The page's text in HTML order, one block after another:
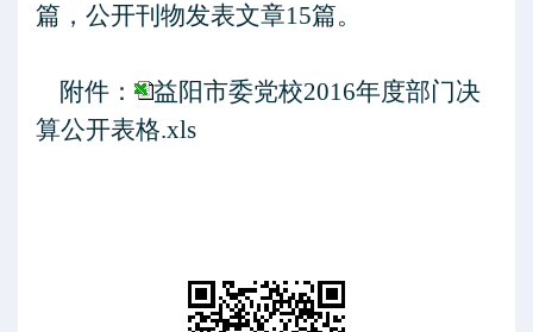
篇，公开刊物发表文章15篇。
附件：
益阳市委党校2016年度部门决
算公开表格.xls